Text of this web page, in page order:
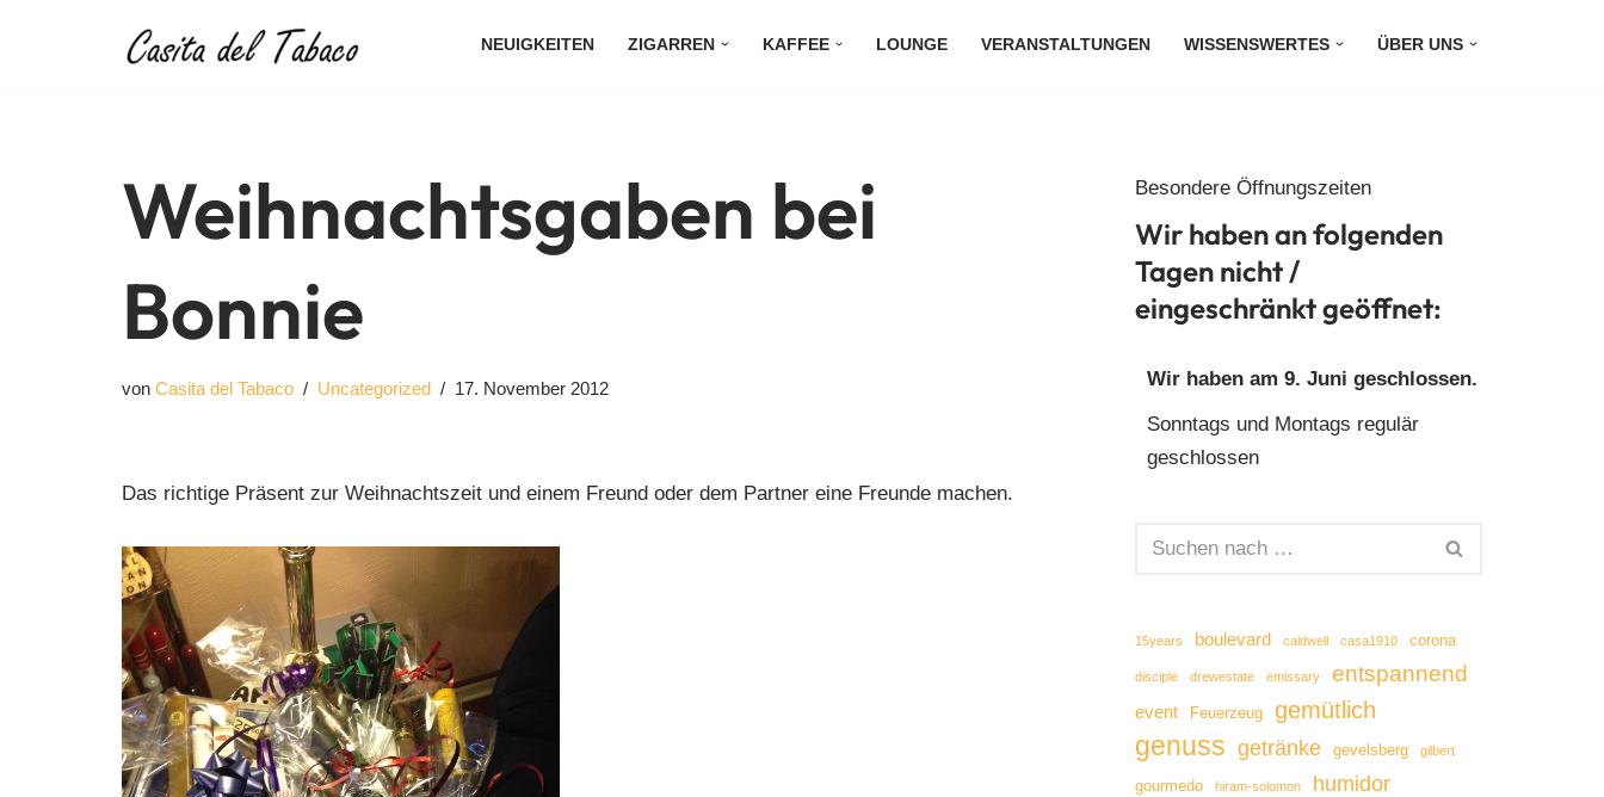
NEUIGKEITEN ZIGARREN KAFFEE LOUNGE VERANSTALTUNGEN WISSENSWERTES ÜBER UNS
Weihnachtsgaben bei
Bonnie
von Casita del Tabaco Uncategorized 17. November 2012
Das richtige Präsent zur Weihnachtszeit und einem Freund oder dem Partner eine Freunde machen.
Besondere Öffnungszeiten
Wir haben an folgenden
Tagen nicht /
eingeschränkt geöffnet:
Wir haben am 9. Juni geschlossen.
Sonntags und Montags regulär
geschlossen
15years boulevard caldwell casa1910 corona
disciple drewestate emissary entspannend
event Feuerzeug gemütlich
genuss getränke gevelsberg gilbert
gourmedo hiram-solomon humidor